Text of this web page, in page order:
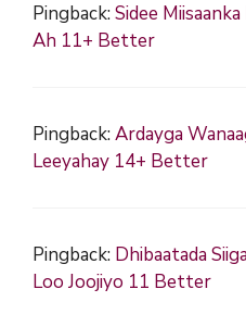
Pingback:Sidee
Ah 11+ Better
Pingback:Ardayga
Leeyahay 14+ Better
Pingback: Dhibaatada
Loo Joojiyo 11 Better